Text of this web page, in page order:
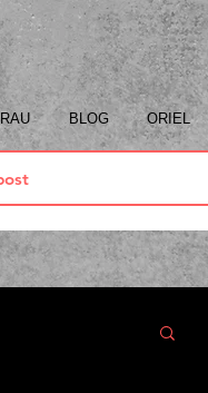
BLOG ORIEL